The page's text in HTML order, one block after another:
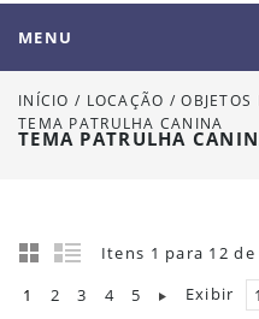
MENU
INÍCIO / LOCAÇÃO /
TEMA PATRULHA CANINA
TEMA PATRULHA
Itens 1 para 12
1
2 3 4 5 Exibir